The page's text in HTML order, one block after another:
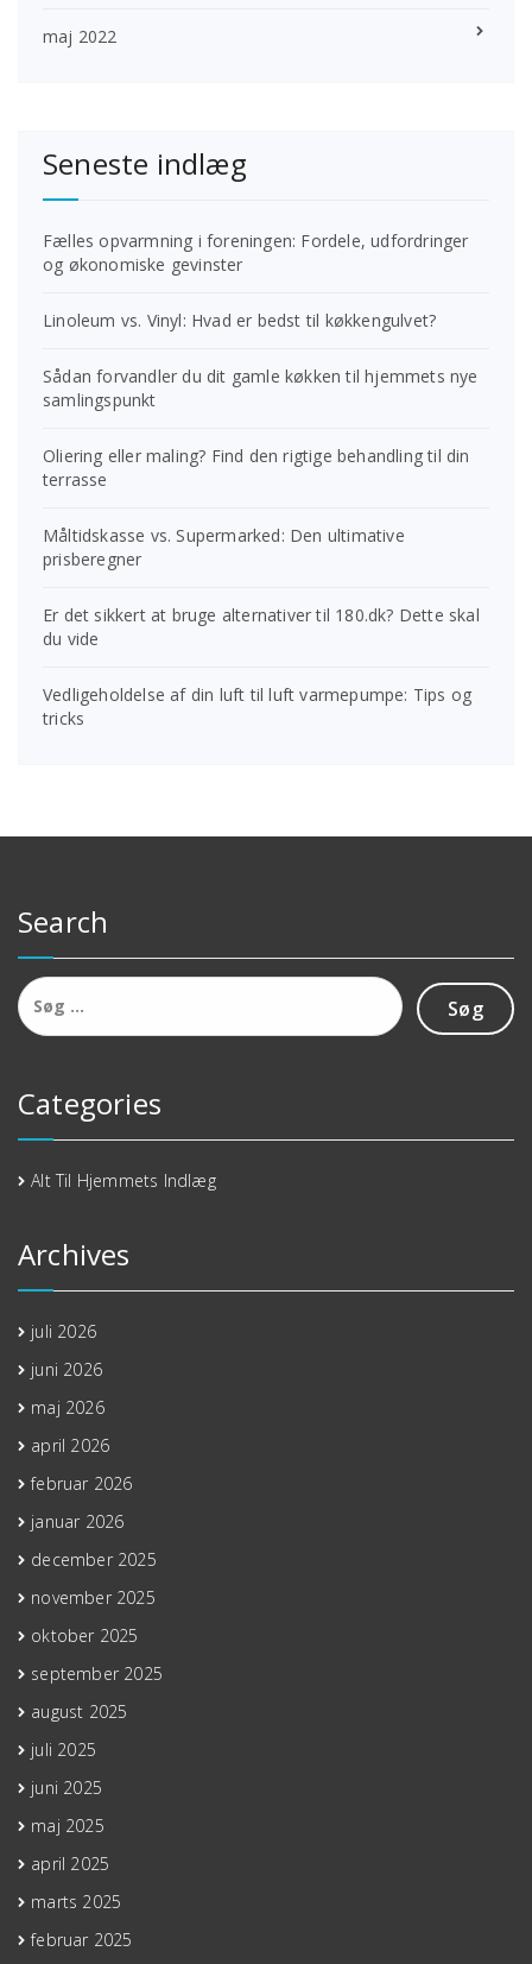
maj 2022
Seneste indlæg
Fælles opvarmning i foreningen: Fordele, udfordringer
og økonomiske gevinster
Linoleum vs. Vinyl: Hvad er bedst til køkkengulvet?
Sådan forvandler du dit gamle køkken til hjemmets nye
samlingspunkt
Oliering eller maling? Find den rigtige behandling til din
terrasse
Måltidskasse vs. Supermarked: Den ultimative
prisberegner
Er det sikkert at bruge alternativer til 180.dk? Dette skal
du vide
Vedligeholdelse af din luft til luft varmepumpe: Tips og
tricks
Search
Søg
efter:
Categories
Alt Til Hjemmets Indlæg
Archives
juli 2026
juni 2026
maj 2026
april 2026
februar 2026
januar 2026
december 2025
november 2025
oktober 2025
september 2025
august 2025
juli 2025
juni 2025
maj 2025
april 2025
marts 2025
februar 2025